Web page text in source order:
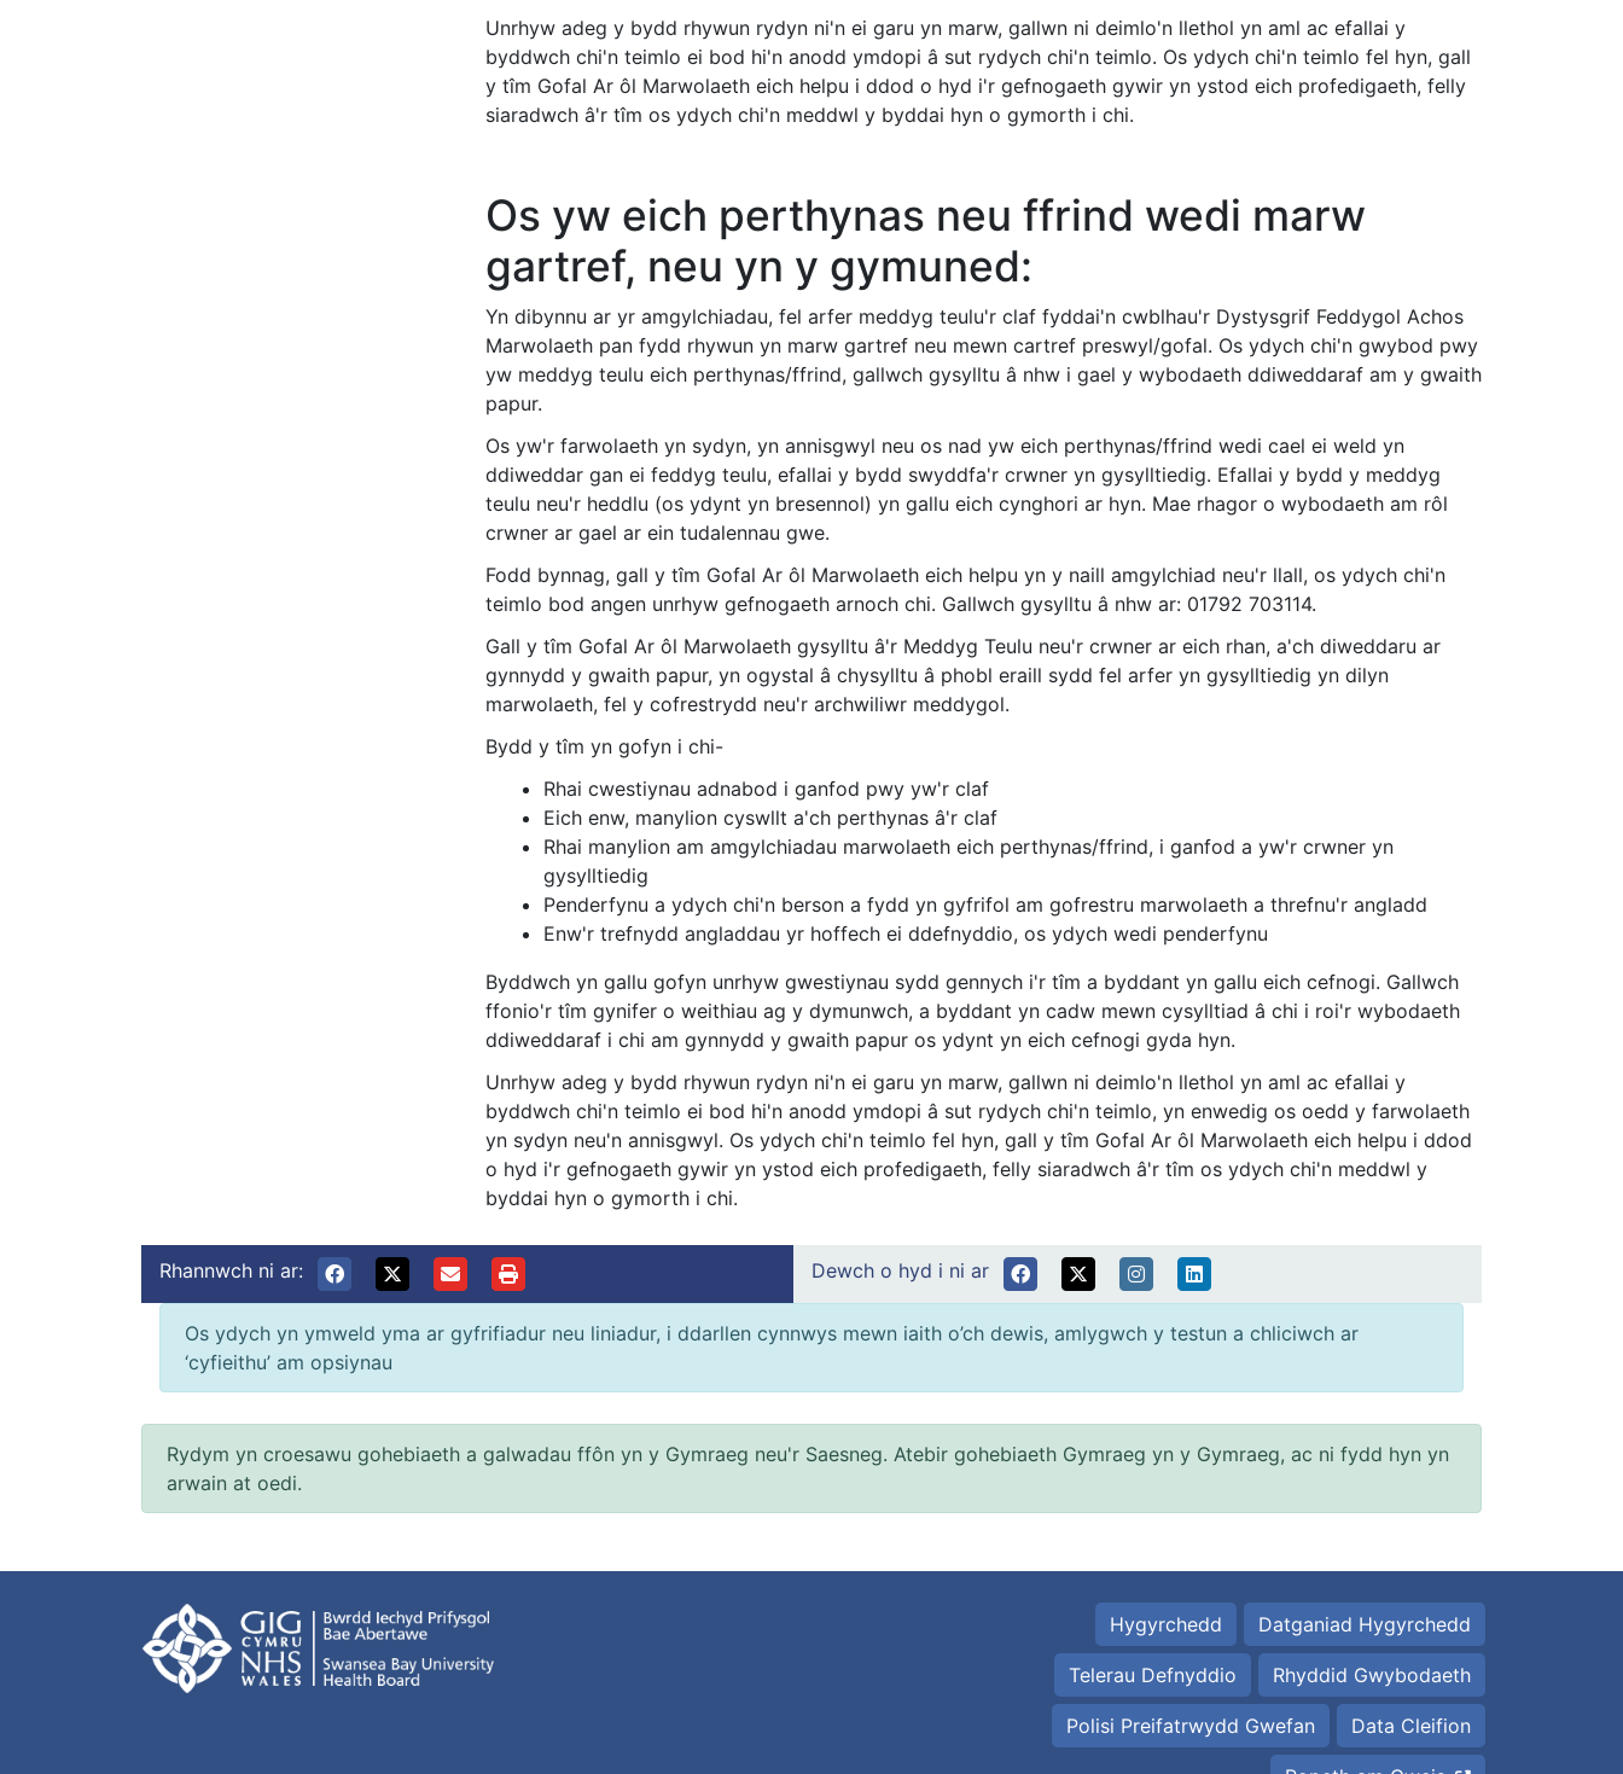
Unrhyw adeg y bydd rhywun rydyn ni'n ei garu yn marw, gallwn ni deimlo'n llethol yn aml ac efallai y
byddwch chi'n teimlo ei bod hi'n anodd ymdopi â sut rydych chi'n teimlo. Os ydych chi'n teimlo fel hyn, gall
y tîm Gofal Ar ôl Marwolaeth eich helpu i ddod o hyd i'r gefnogaeth gywir yn ystod eich profedigaeth, felly
siaradwch â'r tîm os ydych chi'n meddwl y byddai hyn o gymorth i chi.
Os yw eich perthynas neu ffrind wedi marw
gartref, neu yn y gymuned:
Yn dibynnu ar yr amgylchiadau, fel arfer meddyg teulu'r claf fyddai'n cwblhau'r Dystysgrif Feddygol Achos
Marwolaeth pan fydd rhywun yn marw gartref neu mewn cartref preswyl/gofal. Os ydych chi'n gwybod pwy
yw meddyg teulu eich perthynas/ffrind, gallwch gysylltu â nhw i gael y wybodaeth ddiweddaraf am y gwaith
papur.
Os yw'r farwolaeth yn sydyn, yn annisgwyl neu os nad yw eich perthynas/ffrind wedi cael ei weld yn
ddiweddar gan ei feddyg teulu, efallai y bydd swyddfa'r crwner yn gysylltiedig. Efallai y bydd y meddyg
teulu neu'r heddlu (os ydynt yn bresennol) yn gallu eich cynghori ar hyn. Mae rhagor o wybodaeth am rôl
crwner ar gael ar ein tudalennau gwe.
Fodd bynnag, gall y tîm Gofal Ar ôl Marwolaeth eich helpu yn y naill amgylchiad neu'r llall, os ydych chi'n
teimlo bod angen unrhyw gefnogaeth arnoch chi. Gallwch gysylltu â nhw ar: 01792 703114.
Gall y tîm Gofal Ar ôl Marwolaeth gysylltu â'r Meddyg Teulu neu'r crwner ar eich rhan, a'ch diweddaru ar
gynnydd y gwaith papur, yn ogystal â chysylltu â phobl eraill sydd fel arfer yn gysylltiedig yn dilyn
marwolaeth, fel y cofrestrydd neu'r archwiliwr meddygol.
Bydd y tîm yn gofyn i chi-
Rhai cwestiynau adnabod i ganfod pwy yw'r claf
Eich enw, manylion cyswllt a'ch perthynas â'r claf
Rhai manylion am amgylchiadau marwolaeth eich perthynas/ffrind, i ganfod a yw'r crwner yn
gysylltiedig
Penderfynu a ydych chi'n berson a fydd yn gyfrifol am gofrestru marwolaeth a threfnu'r angladd
Enw'r trefnydd angladdau yr hoffech ei ddefnyddio, os ydych wedi penderfynu
Byddwch yn gallu gofyn unrhyw gwestiynau sydd gennych i'r tîm a byddant yn gallu eich cefnogi. Gallwch
ffonio'r tîm gynifer o weithiau ag y dymunwch, a byddant yn cadw mewn cysylltiad â chi i roi'r wybodaeth
ddiweddaraf i chi am gynnydd y gwaith papur os ydynt yn eich cefnogi gyda hyn.
Unrhyw adeg y bydd rhywun rydyn ni'n ei garu yn marw, gallwn ni deimlo'n llethol yn aml ac efallai y
byddwch chi'n teimlo ei bod hi'n anodd ymdopi â sut rydych chi'n teimlo, yn enwedig os oedd y farwolaeth
yn sydyn neu'n annisgwyl. Os ydych chi'n teimlo fel hyn, gall y tîm Gofal Ar ôl Marwolaeth eich helpu i ddod
o hyd i'r gefnogaeth gywir yn ystod eich profedigaeth, felly siaradwch â'r tîm os ydych chi'n meddwl y
byddai hyn o gymorth i chi.
Rhannwch ni ar: Dewch o hyd i ni ar
Os ydych yn ymweld yma ar gyfrifiadur neu liniadur, i ddarllen cynnwys mewn iaith o’ch dewis, amlygwch y testun a chliciwch ar
‘cyfieithu’ am opsiynau
Rydym yn croesawu gohebiaeth a galwadau ffôn yn y Gymraeg neu'r Saesneg. Atebir gohebiaeth Gymraeg yn y Gymraeg, ac ni fydd hyn yn
arwain at oedi.
Hygyrchedd Datganiad Hygyrchedd
Telerau Defnyddio Rhyddid Gwybodaeth
Polisi Preifatrwydd Gwefan Data Cleifion